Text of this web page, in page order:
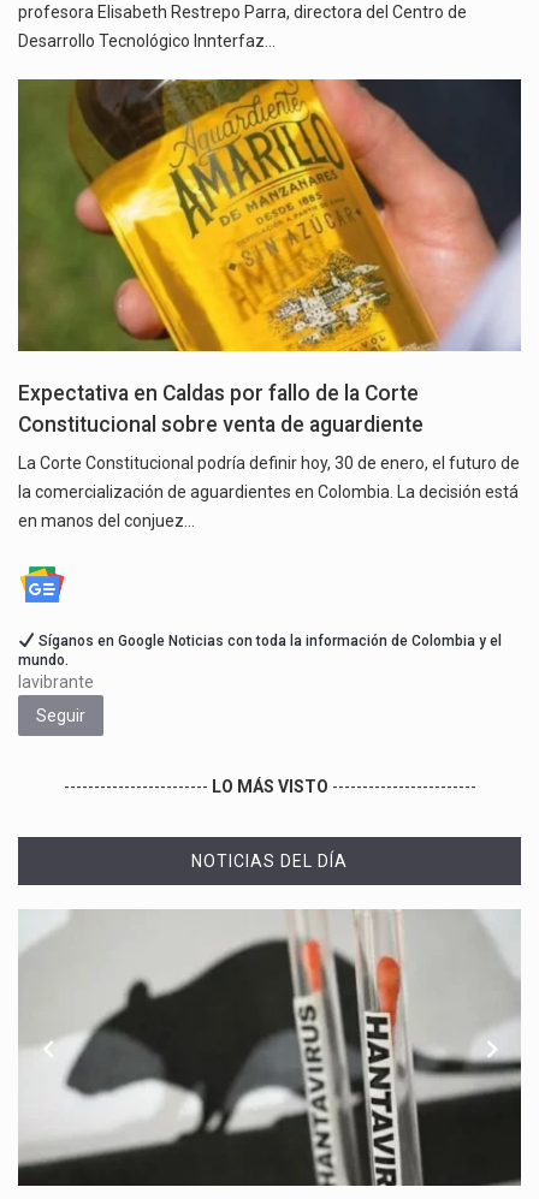
profesora Elisabeth Restrepo Parra, directora del Centro de
Desarrollo Tecnológico Innterfaz…
Expectativa en Caldas por fallo de la Corte
Constitucional sobre venta de aguardiente
La Corte Constitucional podría definir hoy, 30 de enero, el futuro de
la comercialización de aguardientes en Colombia. La decisión está
en manos del conjuez…
Síganos en Google Noticias con toda la información de Colombia y el
mundo.
lavibrante
Seguir
------------------------ LO MÁS VISTO ------------------------
NOTICIAS DEL DÍA